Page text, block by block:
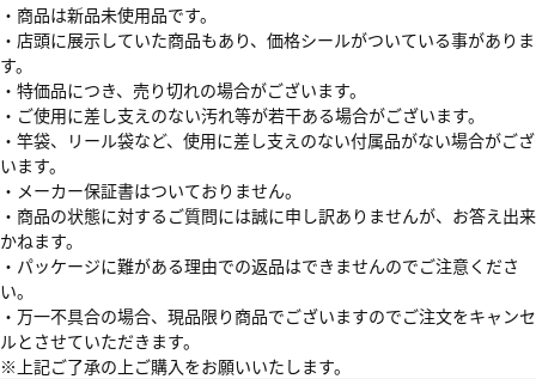
・商品は新品未使用品です。
・店頭に展示していた商品もあり、価格シールがついている事がありま
す。
・特価品につき、売り切れの場合がございます。
・ご使用に差し支えのない汚れ等が若干ある場合がございます。
・竿袋、リール袋など、使用に差し支えのない付属品がない場合がござ
います。
・メーカー保証書はついておりません。
・商品の状態に対するご質問には誠に申し訳ありませんが、お答え出来
かねます。
・パッケージに難がある理由での返品はできませんのでご注意くださ
い。
・万一不具合の場合、現品限り商品でございますのでご注文をキャンセ
ルとさせていただきます。
※上記ご了承の上ご購入をお願いいたします。